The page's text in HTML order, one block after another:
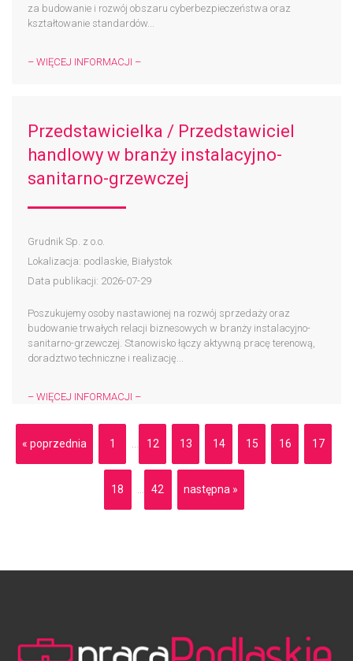
za budowanie i rozwój obszaru cyberbezpieczeństwa oraz
kształtowanie standardów...
– WIĘCEJ INFORMACJI –
Przedstawicielka / Przedstawiciel
handlowy w branży instalacyjno-
sanitarno-grzewczej
Grudnik Sp. z o.o.
Lokalizacja: podlaskie, Białystok
Data publikacji: 2026-07-29
Poszukujemy osoby nastawionej na rozwój sprzedaży oraz
budowanie trwałych relacji biznesowych w branży instalacyjno-
sanitarno-grzewczej. Stanowisko łączy aktywną pracę terenową,
doradztwo techniczne i realizację...
– WIĘCEJ INFORMACJI –
« poprzednia 1 ... 12 13 14 15 16 17
18 ... 42 następna »